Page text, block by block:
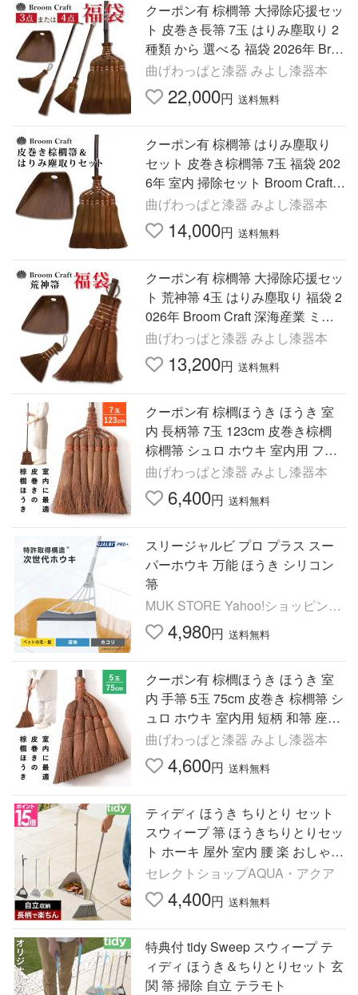
クーポン有 棕櫚箒 大掃除応援セッ
ト 皮巻き長箒 7玉 はりみ塵取り 2
種類 から 選べる 福袋 2026年 Broo
m Craft 深海産業 ほうき ホウキ ち
りとり チリトリ
曲げわっぱと漆器 みよし漆器本
22,000円 送料無料
クーポン有 棕櫚箒 はりみ塵取り
セット 皮巻き棕櫚箒 7玉 福袋 202
6年 室内 掃除セット Broom Craft
深海産業 ほうき ホウキ ちりとり
チリトリ シュロ しゅろ
曲げわっぱと漆器 みよし漆器本
14,000円 送料無料
クーポン有 棕櫚箒 大掃除応援セッ
ト 荒神箒 4玉 はりみ塵取り 福袋 2
026年 Broom Craft 深海産業 ミニ
小さい 隙間 おしゃれ ほうき ホウ
キ ちりとり チリトリ
曲げわっぱと漆器 みよし漆器本
13,200円 送料無料
クーポン有 棕櫚ほうき ほうき 室
内 長柄箒 7玉 123cm 皮巻き棕櫚
棕櫚箒 シュロ ホウキ 室内用 フロ
ーリング 畳 玄関 和室 和箒 座敷箒
掃除
曲げわっぱと漆器 みよし漆器本
6,400円 送料無料
スリージャルビ プロ プラス スー
パーホウキ 万能 ほうき シリコン
箒
MUK STORE Yahoo!ショッピング
店 4,980円 送料無料
クーポン有 棕櫚ほうき ほうき 室
内 手箒 5玉 75cm 皮巻き 棕櫚箒 シ
ュロ ホウキ 室内用 短柄 和箒 座敷
箒 フローリング 畳 玄関 和室 掃除
軽量
曲げわっぱと漆器 みよし漆器本
4,600円 送料無料
ティディ ほうき ちりとり セット
スウィープ 箒 ほうきちりとりセッ
ト ホーキ 屋外 室内 腰 楽 おしゃれ
玄関 自立 北欧 立ったまま 長柄 落
ち葉 かわいい
セレクトショップAQUA・アクア
4,400円 送料無料
特典付 tidy Sweep スウィープ テ
ィディ ほうき＆ちりとりセット 玄
関 箒 掃除 自立 テラモト